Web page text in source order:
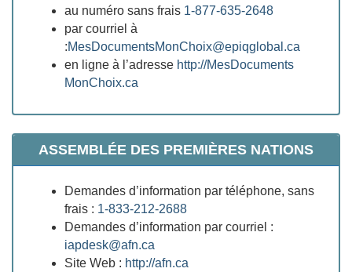
au numéro sans frais 1-877-635-2648
par courriel à
:MesDocumentsMonChoix@epiqglobal.ca
en ligne à l’adresse http://MesDocuments​
MonChoix.ca
ASSEMBLÉE DES PREMIÈRES NATIONS
Demandes d’information par téléphone, sans
frais : 1-833-212-2688
Demandes d’information par courriel :
iapdesk@afn.ca
Site Web : http://afn.ca